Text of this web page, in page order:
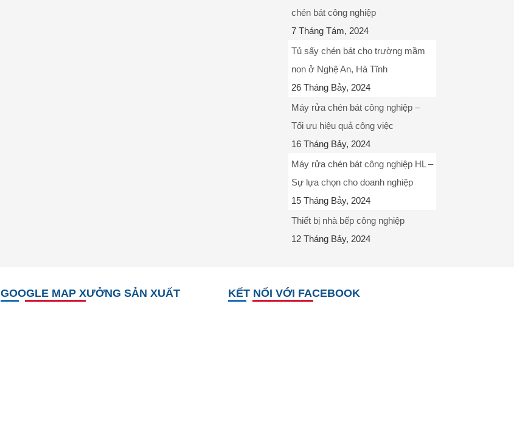
chén bát công nghiệp
7 Tháng Tám, 2024
Tủ sấy chén bát cho trường mầm
non ở Nghệ An, Hà Tĩnh
26 Tháng Bảy, 2024
Máy rửa chén bát công nghiệp –
Tối ưu hiệu quả công việc
16 Tháng Bảy, 2024
Máy rửa chén bát công nghiệp HL –
Sự lựa chọn cho doanh nghiệp
15 Tháng Bảy, 2024
Thiết bị nhà bếp công nghiệp
12 Tháng Bảy, 2024
GOOGLE MAP XƯỞNG SẢN XUẤT KẾT NỐI VỚI FACEBOOK